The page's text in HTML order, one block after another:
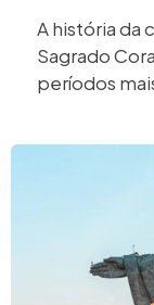
A história da
Sagrado
períodos